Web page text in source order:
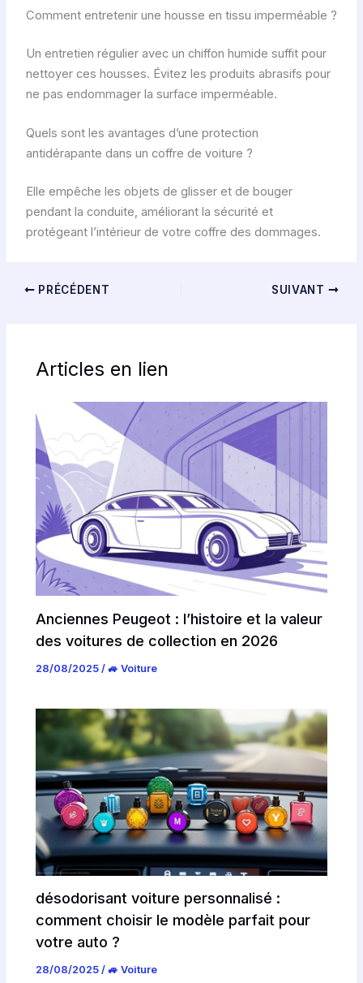
Comment entretenir une housse en tissu imperméable ?
Un entretien régulier avec un chiffon humide suffit pour
nettoyer ces housses. Évitez les produits abrasifs pour
ne pas endommager la surface imperméable.
Quels sont les avantages d’une protection
antidérapante dans un coffre de voiture ?
Elle empêche les objets de glisser et de bouger
pendant la conduite, améliorant la sécurité et
protégeant l’intérieur de votre coffre des dommages.
PRÉCÉDENT SUIVANT
Articles en lien
Anciennes Peugeot : l’histoire et la valeur
des voitures de collection en 2026
28/08/2025/🚙 Voiture
désodorisant voiture personnalisé :
comment choisir le modèle parfait pour
votre auto ?
28/08/2025/🚙 Voiture